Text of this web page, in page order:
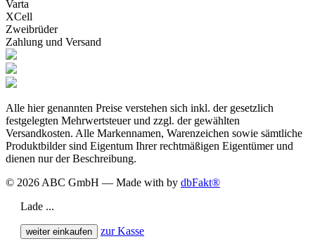
Varta
XCell
Zweibrüder
Zahlung und Versand
Alle hier genannten Preise verstehen sich inkl. der gesetzlich
festgelegten Mehrwertsteuer und zzgl. der gewählten
Versandkosten. Alle Markennamen, Warenzeichen sowie sämtliche
Produktbilder sind Eigentum Ihrer rechtmäßigen Eigentümer und
dienen nur der Beschreibung.
© 2026 ABC GmbH — Made with by dbFakt®
Lade ...
weiter einkaufen zur Kasse